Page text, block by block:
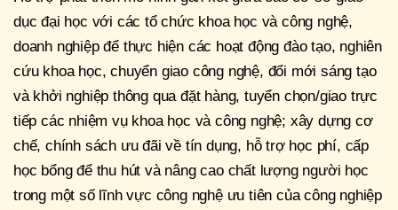
dục đại học với các tổ chức khoa học và công nghệ,
doanh nghiệp để thực hiện các hoạt động đào tạo, nghiên
cứu khoa học, chuyển giao công nghệ, đổi mới sáng tạo
và khởi nghiệp thông qua đặt hàng, tuyển chọn/giao trực
tiếp các nhiệm vụ khoa học và công nghệ; xây dựng cơ
chế, chính sách ưu đãi về tín dụng, hỗ trợ học phí, cấp
học bổng để thu hút và nâng cao chất lượng người học
trong một số lĩnh vực công nghệ ưu tiên của công nghiệp